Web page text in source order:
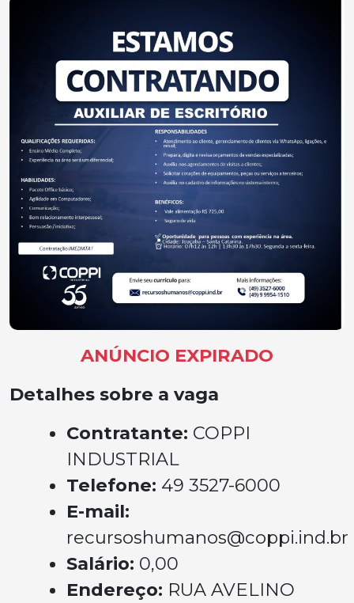
ANÚNCIO EXPIRADO
Detalhes sobre a vaga
Contratante: COPPI
INDUSTRIAL
Telefone: 49 3527-6000
E-mail:
recursoshumanos@coppi.ind.br
Salário: 0,00
Endereço: RUA AVELINO